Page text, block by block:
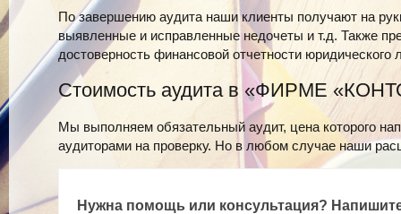
По завершению аудита наши клиенты получают на
выявленные и исправленные недочеты и т.д. Также
достоверность финансовой отчетности юридического
Стоимость аудита в «ФИРМЕ
Мы выполняем обязательный аудит, цена которого
аудиторами на проверку. Но в любом случае наши
Нужна помощь или консультация?